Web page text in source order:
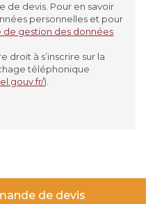
de devis. Pour en savoir
personnelles et pour
de gestion des données
droit à s’inscrire sur la
téléphonique
).
de devis